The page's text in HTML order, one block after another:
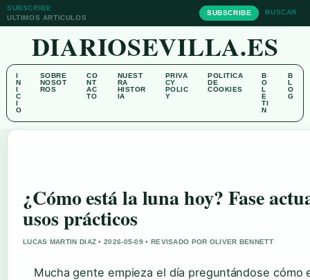
SUBSCRIBE
ULTIMOS ARTICULOS
SUBSCRIBE BUSCAR
DIARIOSEVILLA.ES
I
N
I
C
I
O
SOBRE
NOSOT
ROS
CO
NT
AC
TO
NUEST
RA
HISTOR
IA
PRIVA
CY
POLIC
Y
POLITICA
DE
COOKIES
B
O
L
E
TI
N
B
L
O
G
¿Cómo está la luna hoy? Fase
usos prácticos
LUCAS MARTIN DIAZ • 2026-05-09 • REVISADO POR OLIVER BENNETT
Mucha gente empieza el día preguntándose cómo